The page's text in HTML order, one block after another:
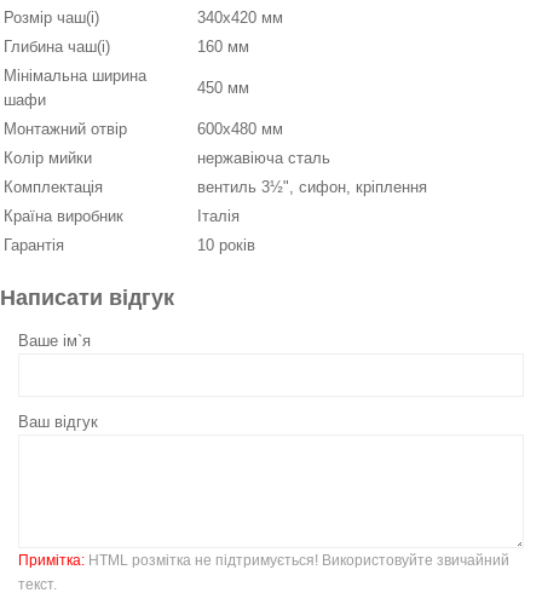
Розмір чаш(і)
340х420 мм
Глибина чаш(і)
160 мм
Мінімальна ширина
шафи
450 мм
Монтажний отвір
600х480 мм
Колір мийки
нержавіюча сталь
Комплектація
вентиль 3½", сифон, кріплення
Країна виробник
Італія
Гарантія
10 років
Написати відгук
Ваше ім`я
Ваш відгук
Примітка: HTML розмітка не підтримується! Використовуйте звичайний
текст.